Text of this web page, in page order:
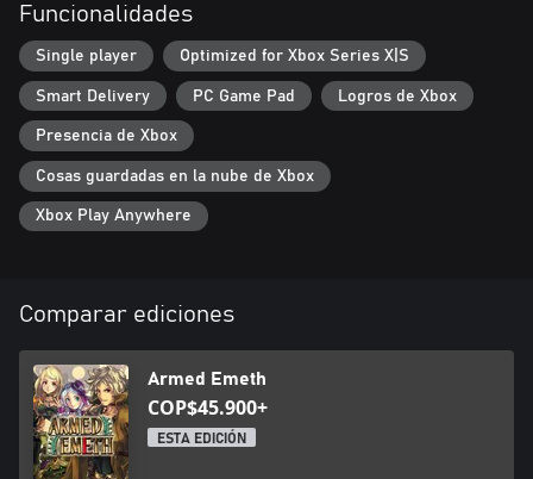
Funcionalidades
Single player Optimized for Xbox Series X|S
Smart Delivery PC Game Pad Logros de Xbox
Presencia de Xbox
Cosas guardadas en la nube de Xbox
Xbox Play Anywhere
Comparar ediciones
Armed Emeth
COP$45.900+
ESTA EDICIÓN